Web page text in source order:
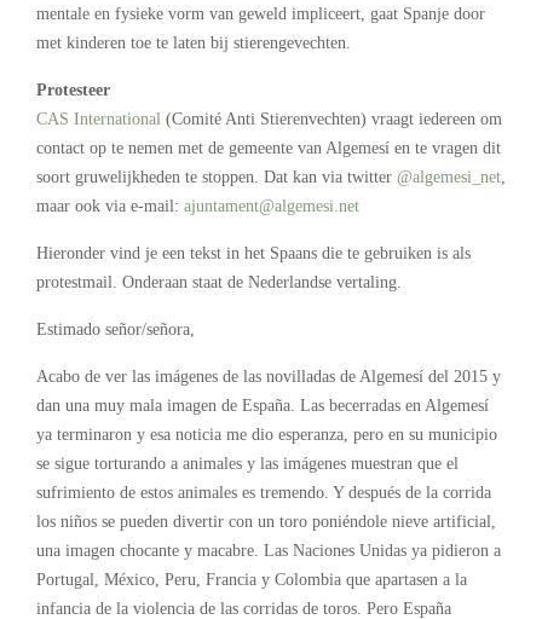
mentale en fysieke vorm van geweld impliceert, gaat Spanje door
met kinderen toe te laten bij stierengevechten.
Protesteer
CAS International (Comité Anti Stierenvechten) vraagt iedereen om
contact op te nemen met de gemeente van Algemesí en te vragen dit
soort gruwelijkheden te stoppen. Dat kan via twitter @algemesi_net
maar ook via e-mail: ajuntament@algemesi.net
Hieronder vind je een tekst in het Spaans die te gebruiken is als
protestmail. Onderaan staat de Nederlandse vertaling.
Estimado señor/señora,
Acabo de ver las imágenes de las novilladas de Algemesí del 2015 y
dan una muy mala imagen de España. Las becerradas en Algemesí
ya terminaron y esa noticia me dio esperanza, pero en su municipio
se sigue torturando a animales y las imágenes muestran que el
sufrimiento de estos animales es tremendo. Y después de la corrida
los niños se pueden divertir con un toro poniéndole nieve artificial,
una imagen chocante y macabre. Las Naciones Unidas ya pidieron a
Portugal, México, Peru, Francia y Colombia que apartasen a la
infancia de la violencia de las corridas de toros. Pero España